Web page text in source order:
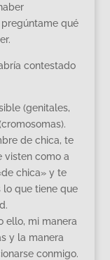
qué
contestado
(genitales,
de chica, te
visten como a
chica» y te
lo que tiene que
ello, mi manera
y la manera
conmigo.